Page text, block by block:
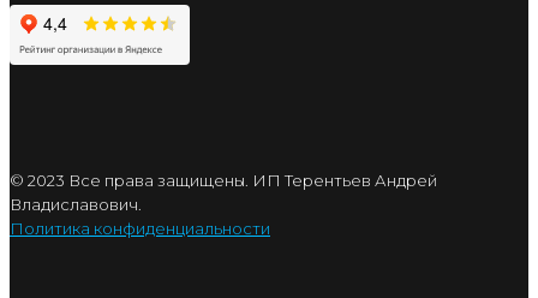
© 2023 Все права защищены. ИП Терентьев Андрей
Владиславович.
Политика конфиденциальности